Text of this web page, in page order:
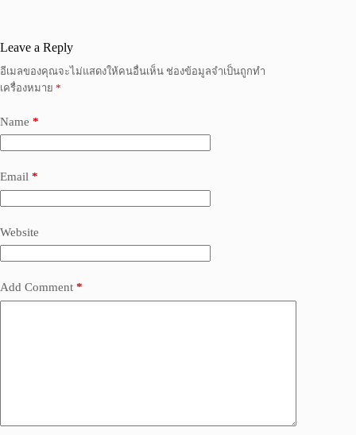
Leave a Reply
อีเมลของคุณจะไม่แสดงให้คนอื่นเห็น ช่องข้อมูลจำเป็นถูกทำ
เครื่องหมาย *
Name *
Email *
Website
Add Comment *